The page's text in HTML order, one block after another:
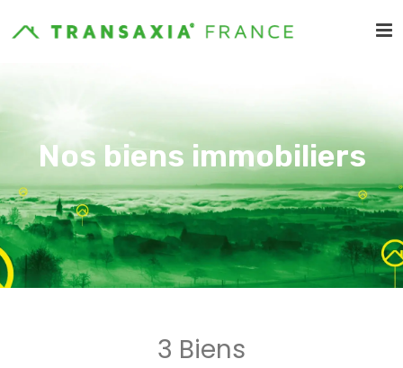
Nos biens immobiliers
3 Biens